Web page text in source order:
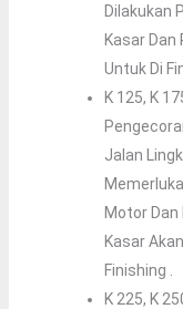
Dilakukan
Kasar Dan
Untuk Di
K 125, K
Jalan
Motor
Kasar
Finishing .
K 225, K